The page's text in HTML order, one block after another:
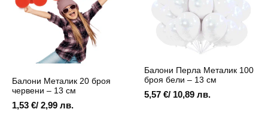
Балони Металик 20 броя
червени – 13 см
1,53 €/ 2,99 лв.
Балони Перла Металик 100
броя бели – 13 см
5,57 €/ 10,89 лв.